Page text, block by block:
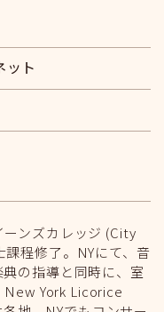
ット
ンズカレッジ (City
程修了。NYにて、音
の指導と同時に、室
New York Licorice